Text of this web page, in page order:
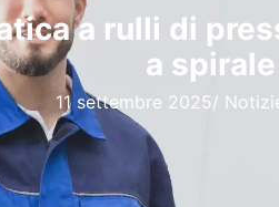
a rulli di
a spirale
11 settembre 2025/